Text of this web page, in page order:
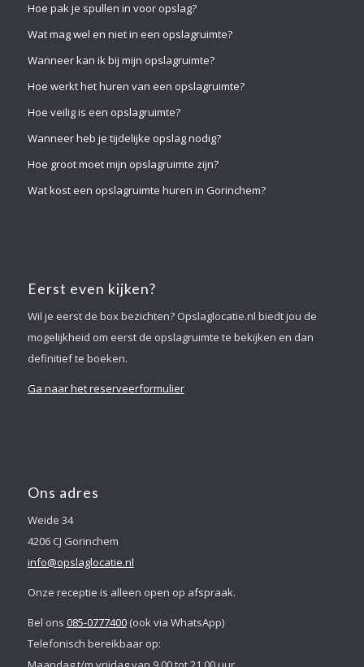
Hoe pak je spullen in voor opslag?
Wat mag wel en niet in een opslagruimte?
Wanneer kan ik bij mijn opslagruimte?
Hoe werkt het huren van een opslagruimte?
Hoe veilig is een opslagruimte?
Wanneer heb je tijdelijke opslag nodig?
Hoe groot moet mijn opslagruimte zijn?
Wat kost een opslagruimte huren in Gorinchem?
Eerst even kijken?
Wil je eerst de box bezichten? Opslaglocatie.nl biedt jou de
mogelijkheid om eerst de opslagruimte te bekijken en dan
definitief te boeken.
Ga naar het reserveerformulier
Ons adres
Weide 34
4206 CJ Gorinchem
info@opslaglocatie.nl
Onze receptie is alleen open op afspraak.
Bel ons 085-0777400(ook via WhatsApp)
Telefonisch bereikbaar op: